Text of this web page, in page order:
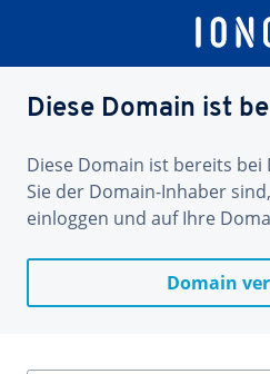
Diese Domain ist
Diese Domain ist bereits bei
Sie der Domain-Inhaber
einloggen und auf Ihre
Domain